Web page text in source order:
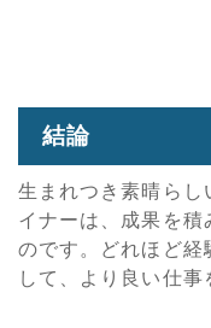
結論
生まれつき素晴らし
イナーは、成果を積
のです。どれほど経
して、より良い仕事